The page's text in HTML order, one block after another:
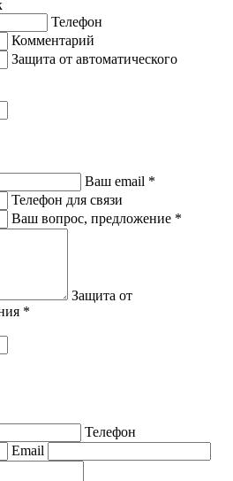
Телефон
Комментарий
Защита от автоматического
Ваш email *
Телефон для связи
Ваш вопрос, предложение *
Защита от
*
Телефон
Email